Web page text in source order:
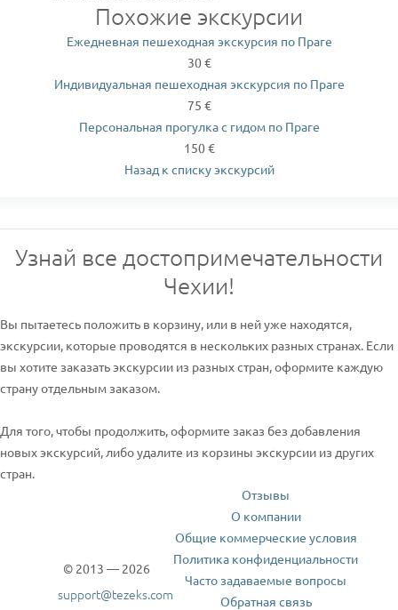
Похожие экскурсии
Ежедневная пешеходная экскурсия по Праге
30 €
Индивидуальная пешеходная экскурсия по Праге
75 €
Персональная прогулка с гидом по Праге
150 €
Назад к списку экскурсий
Узнай все достопримечательности
Чехии!
Вы пытаетесь положить в корзину, или в ней уже находятся,
экскурсии, которые проводятся в нескольких разных странах. Если
вы хотите заказать экскурсии из разных стран, оформите каждую
страну отдельным заказом.
Для того, чтобы продолжить, оформите заказ без добавления
новых экскурсий, либо удалите из корзины экскурсии из других
стран.
© 2013 — 2026
support@tezeks.com
Отзывы
О компании
Общие коммерческие условия
Политика конфиденциальности
Часто задаваемые вопросы
Обратная связь